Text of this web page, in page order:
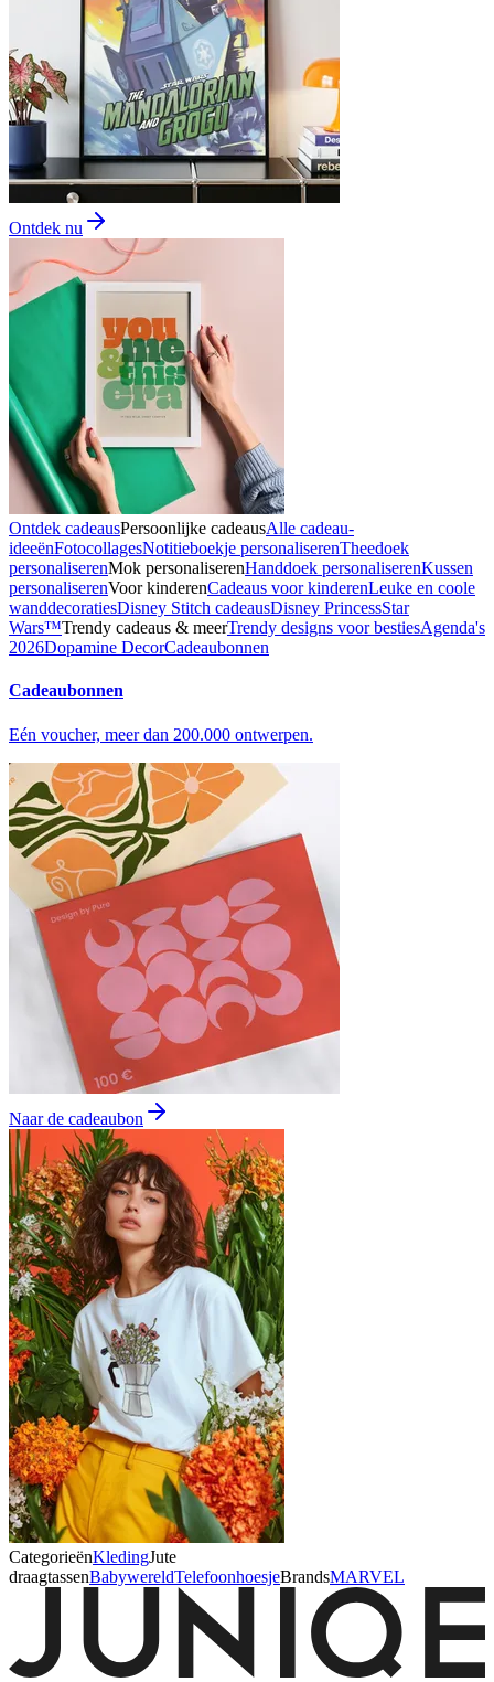
Ontdek nu
Ontdek cadeausPersoonlijke cadeausAlle cadeau-
ideeënFotocollagesNotitieboekje personaliserenTheedoek
personaliserenMok personaliserenHanddoek personaliserenKussen
personaliserenVoor kinderenCadeaus voor kinderenLeuke en coole
wanddecoratiesDisney Stitch cadeausDisney PrincessStar
Wars™Trendy cadeaus & meerTrendy designs voor bestiesAgenda's
2026Dopamine DecorCadeaubonnen
Cadeaubonnen
Eén voucher, meer dan 200.000 ontwerpen.
Naar de cadeaubon
CategorieënKledingJute
draagtassenBabywereldTelefoonhoesjeBrandsMARVEL